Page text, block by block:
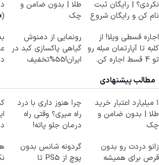
نکردی؟ | رایگان ثبت
نام کن و رایگان شروع
طلا | بدون ضامن و
چک
اجاره‌ قسطی ویلا! از
کلبه تا آپارتمان مبله رو
تو 4 قسط اجاره کن.
رونمایی از دمنوش
گیاهی پاکسازی کبد در
ایران!55%تخفیف
مطالب پیشنهادی
۱ میلیارد اعتبار خرید
طلا | بدون ضامن و
چک
چرا هنوز داری با درد
راه میری؟ وقتی راه
درمان جلو پاته!
زانو دردت رو بدون
قرص برای همیشه
گردونه شانس بدون
پوچ از PS5 تا